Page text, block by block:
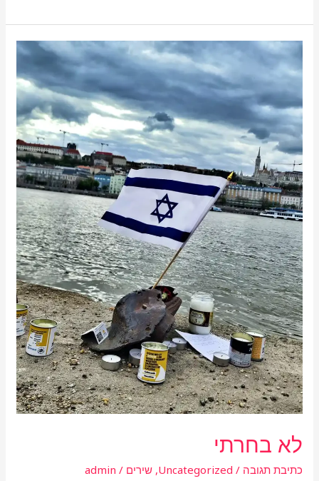
לא בחרתי
כתיבת תגובה /
Uncategorized
,שירים /
admin
לא
בחרתי